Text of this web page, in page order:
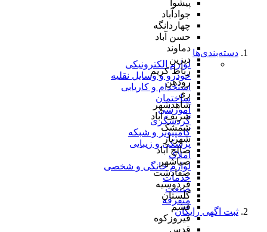
پیشوا
جوادآباد
چهاردانگه
حسن آباد
دماوند
دیزین
رباط کریم
رودهن
ری
شاهدشهر
شریف آباد
شمشک
شهریار
صالح آباد
صباشهر
صفادشت
فردوسیه
گلستان
فشم
فیروزکوه
قدس
دسته‌بندی‌ها
لوازم الکترونیکی
خودرو و وسایل نقلیه
استخدام و کاریابی
ساختمان
آموزشی
گردشگری
کامپیوتر و شبکه
پزشکی و زیبایی
املاک
لوازم خانگی و شخصی
خدمات
صنعت
متفرقه
ثبت اگهی رایگان